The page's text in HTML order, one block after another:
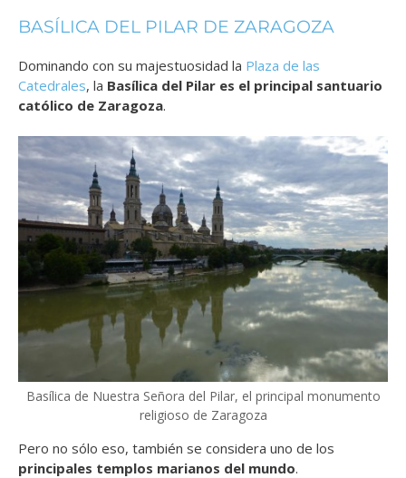
BASÍLICA DEL PILAR DE ZARAGOZA
Dominando con su majestuosidad la Plaza de las
Catedrales, la Basílica del Pilar es el principal santuario
católico de Zaragoza.
Basílica de Nuestra Señora del Pilar, el principal monumento
religioso de Zaragoza
Pero no sólo eso, también se considera uno de los
principales templos marianos del mundo.